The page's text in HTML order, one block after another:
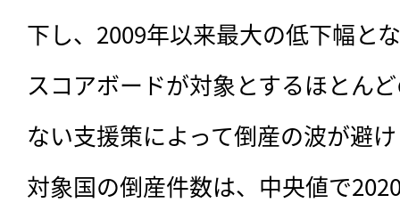
下し、2009年以来最大の低下幅と
スコアボードが対象とするほとん
ない支援策によって倒産の波が避
対象国の倒産件数は、中央値で